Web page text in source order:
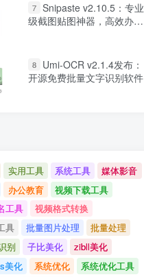
7 Snipaste v2.10.5：专业
级截图贴图神器，高效办公
8
Umi-OCR v2.1.4发布：
开源免费批量文字识别软件
实用工具 系统工具
媒体影音
办公教育
视频下载工具
工具
视频格式转换
具
批量图片处理
批量处理
别
子比美化
zibll美化
美化
系统优化
系统优化工具